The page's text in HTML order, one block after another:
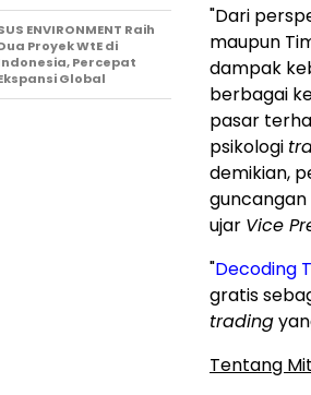
"Dari
maupun
dampak
berbagai
pasar
psikologi
demikian,
ujar Vice
"Decoding
gratis
trading
Tentang
ENVIRONMENT Raih
Proyek WtE di
Percepat
Global